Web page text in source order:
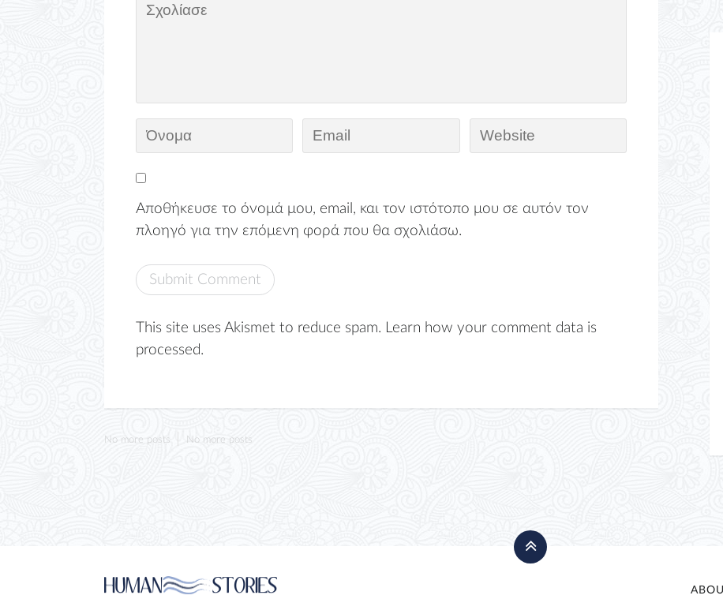
Αποθήκευσε το όνομά μου, email, και τον ιστότοπο μου σε αυτόν τον
πλοηγό για την επόμενη φορά που θα σχολιάσω.
This site uses Akismet to reduce spam. Learn how your comment data is
processed.
No more posts No more posts